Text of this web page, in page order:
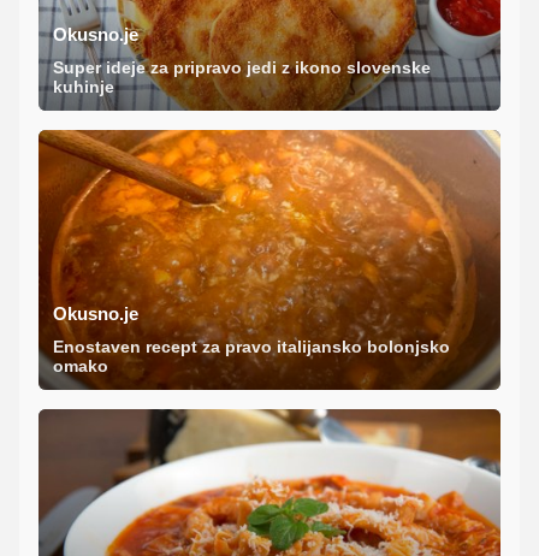
Okusno.je
Super ideje za pripravo jedi z ikono slovenske
kuhinje
Okusno.je
Enostaven recept za pravo italijansko bolonjsko
omako